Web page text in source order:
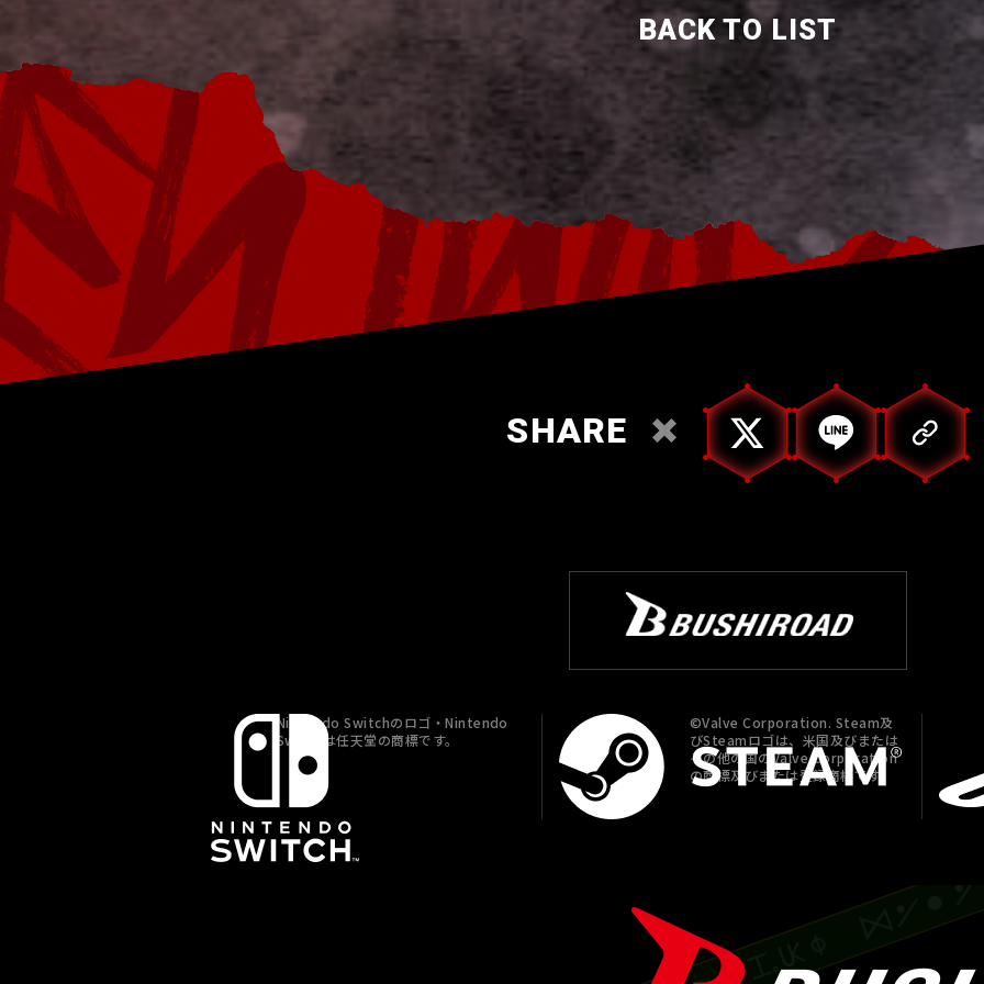
BACK TO LIST
SHARE
Nintendo Switchのロゴ・Nintendo
Switchは任天堂の商標です。
©Valve Corporation. Steam及
びSteamロゴは、米国及びまたは
その他の国のValve Corporation
の商標及びまたは登録商標です。